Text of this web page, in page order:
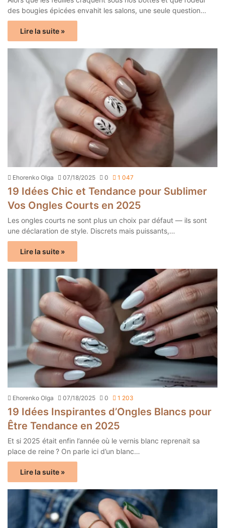
des bougies épicées envahit les salons, une seule question…
Lire la suite »
Ehorenko Olga 07/18/2025 0 1 047
19 Idées Chic et Tendance pour Sublimer
Vos Ongles Courts en 2025
Les ongles courts ne sont plus un choix par défaut — ils sont
une déclaration de style. Discrets mais puissants,…
Lire la suite »
Ehorenko Olga 07/18/2025 0 1 203
19 Idées Inspirantes d’Ongles Blancs pour
Être Tendance en 2025
Et si 2025 était enfin l’année où le vernis blanc reprenait sa
place de reine ? On parle ici d’un blanc…
Lire la suite »